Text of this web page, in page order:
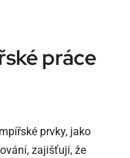
práce
prvky, jako
zajišťují, že